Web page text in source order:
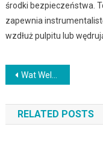
środki bezpieczeństwa.
zapewnia
wzdłuż pulpitu lub
Post
navigation
Wat Welkom Incentive Beoefent PoneClub Casino Passen Nine Win Casino • Nederland Play & Claim
RELATED POSTS